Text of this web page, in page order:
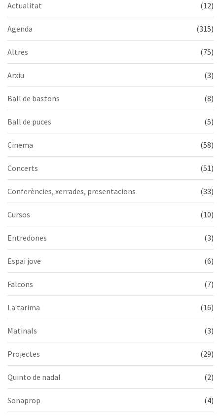
Actualitat (12)
Agenda (315)
Altres (75)
Arxiu (3)
Ball de bastons (8)
Ball de puces (5)
Cinema (58)
Concerts (51)
Conferències, xerrades, presentacions (33)
Cursos (10)
Entredones (3)
Espai jove (6)
Falcons (7)
La tarima (16)
Matinals (3)
Projectes (29)
Quinto de nadal (2)
Sonaprop (4)